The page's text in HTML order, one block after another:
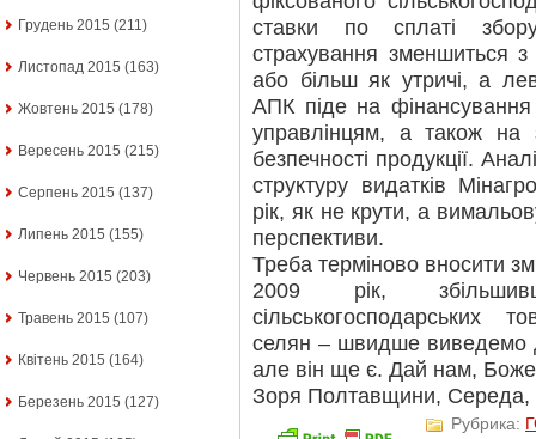
Грудень 2015 (211)
Листопад 2015 (163)
Жовтень 2015 (178)
Вересень 2015 (215)
Серпень 2015 (137)
Липень 2015 (155)
Червень 2015 (203)
Травень 2015 (107)
Квітень 2015 (164)
Березень 2015 (127)
ставки по сплаті
страхування зменшиться
або більш як утричі, а
АПК піде на фінансування
управлінцям, а також на
безпечності продукції.
структуру видатків
рік, як не крути, а
перспективи.
Треба терміново вносити
2009 рік,
сільськогосподарських
селян – швидше виведемо
але він ще є. Дай нам,
Зоря Полтавщини, Середа,
Рубрика: